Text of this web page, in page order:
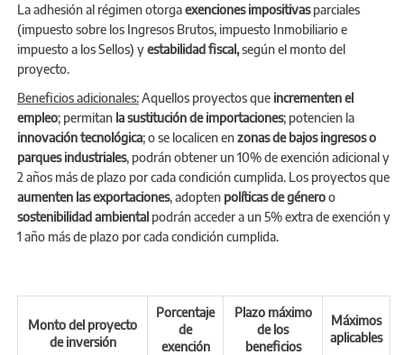
La adhesión al régimen otorgaexenciones impositivasparciales
(impuesto sobre los Ingresos Brutos, impuesto Inmobiliario e
impuesto a los Sellos) yestabilidad fiscal,según el monto del
proyecto.
Beneficios adicionales:Aquellos proyectos queincrementen el
empleo; permitan la sustitución de importaciones; potencien la
innovación tecnológica; o se localicen enzonas de bajos ingresos o
parques industriales, podrán obtener un 10% de exención adicional y
2 años más de plazo por cada condición cumplida. Los proyectos que
aumenten las exportaciones, adopten políticas de géneroo
sostenibilidad ambiental podrán acceder a un 5% extra de exención y
1 año más de plazo por cada condición cumplida.
Monto del proyecto
de inversión
Porcentaje
de
exención
Plazo máximo
de los
beneficios
Máximos
aplicables